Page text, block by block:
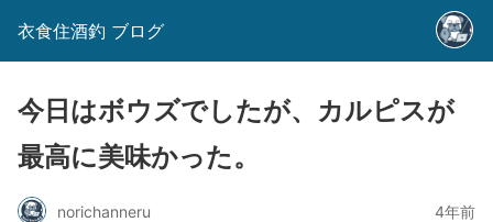
衣食住酒釣 ブログ
今日はボウズでしたが、カルピスが
最高に美味かった。
norichanneru 4年前